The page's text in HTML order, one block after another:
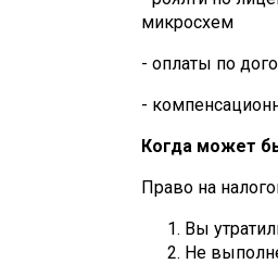
микросхем
- оплаты по
-
Когда может
Право на
Вы
Не